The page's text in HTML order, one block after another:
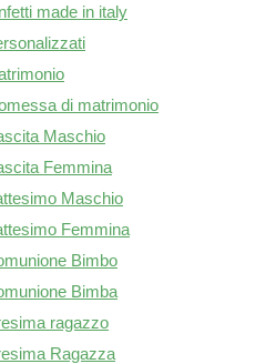
made in italy
di matrimonio
Maschio
Femmina
Maschio
Femmina
Bimbo
Bimba
ragazzo
Ragazza